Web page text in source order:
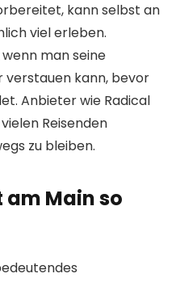
kann selbst an
viel erleben.
man seine
verstauen kann, bevor
Anbieter wie Radical
Reisenden
zu bleiben.
Main so